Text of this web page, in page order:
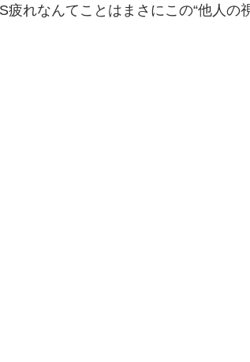
れなんてことはまさにこの“他人の